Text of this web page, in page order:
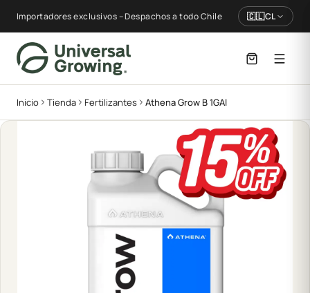
Importadores exclusivos – Despachos a todo Chile 🇨🇱CL
Inicio Tienda Fertilizantes Athena Grow B 1GAl